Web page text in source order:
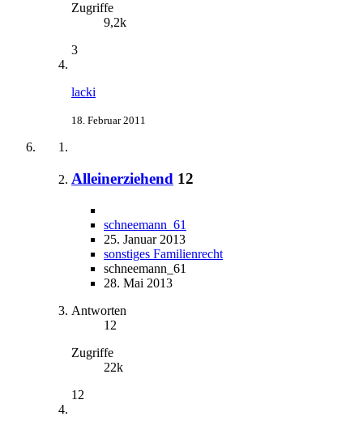
Zugriffe
9,2k
3
lacki
18. Februar 2011
Alleinerziehend 12
schneemann_61
25. Januar 2013
sonstiges Familienrecht
schneemann_61
28. Mai 2013
Antworten
12
Zugriffe
22k
12